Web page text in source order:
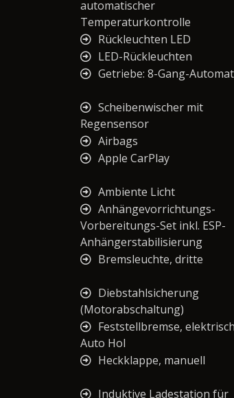
automatischer
Temperaturkontrolle
Rückleuchten LED
LED-Rückleuchten
Getriebe: 8-Gang-
Scheibenwischer mit
Regensensor
Airbags
Apple CarPlay
Ambiente Licht
Anhängevorrichtungs-
Vorbereitungs-Set inkl. ESP-
Anhängerstabilisierung
Bremsleuchte, dritte
Diebstahlsicherung
(Motorabschaltung)
Feststellbremse,
Auto Hol
Heckklappe, manuell
Induktive Ladestation für